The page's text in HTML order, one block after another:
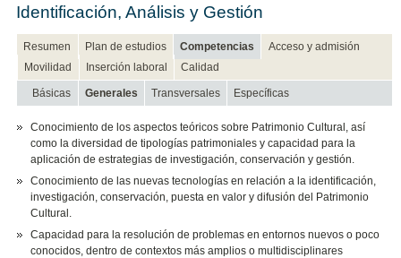
Identificación, Análisis y Gestión
Resumen Plan de estudios Competencias
Acceso y admisión
Movilidad
Inserción laboral Calidad
Básicas Generales Transversales Específicas
Conocimiento de los aspectos teóricos sobre Patrimonio Cultural, así
como la diversidad de tipologías patrimoniales y capacidad para la
aplicación de estrategias de investigación, conservación y gestión.
Conocimiento de las nuevas tecnologías en relación a la identificación,
investigación, conservación, puesta en valor y difusión del Patrimonio
Cultural.
Capacidad para la resolución de problemas en entornos nuevos o poco
conocidos, dentro de contextos más amplios o multidisciplinares